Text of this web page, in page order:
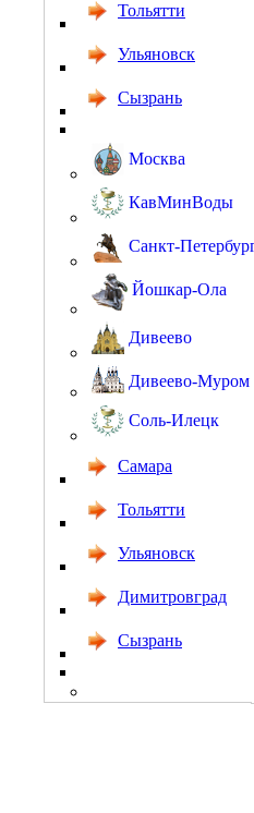
Тольятти
Ульяновск
Сызрань
Москва
КавМинВоды
Санкт-
Йошкар-Ола
Дивеево
Дивеево-Муром
Соль-Илецк
Самара
Тольятти
Ульяновск
Димитровград
Сызрань